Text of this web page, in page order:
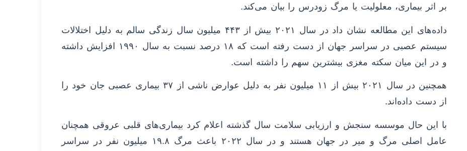
بر اثر بیماری‌، معلولیت یا مرگ زودرس را بیان می‌کند.
داده‌های این مطالعه نشان داد در سال ۲۰۲۱ بیش از ۴۴۳ میلیون سال زندگی سالم به دلیل اختلالات
سیستم عصبی در سراسر جهان از دست رفته است که ۱۸ درصد نسبت به سال ۱۹۹۰ افزایش داشته
و در این میان سکته مغزی بیشترین سهم را داشته است.
همچنین در سال ۲۰۲۱ بیش از ۱۱ میلیون نفر به دلیل عوارض ناشی از ۳۷ بیماری عصبی جان خود را
از دست داده‌اند.
با این حال موسسه سنجش و ارزیابی سلامت سال گذشته اعلام کرد بیماری‌های قلبی عروقی همچنان
عامل اصلی مرگ و میر در جهان هستند و در سال ۲۰۲۲ باعث مرگ ۱۹.۸ میلیون نفر در سراسر